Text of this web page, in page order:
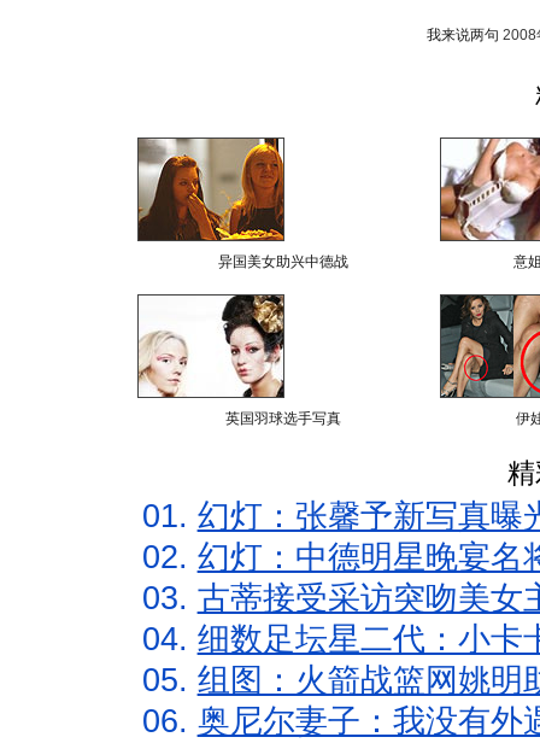
我来说两句 2008
异国美女助兴中德战 意
英国羽球选手写真 伊
01. 幻灯：张馨予新写真曝
02. 幻灯：中德明星晚宴名
03. 古蒂接受采访突吻美女
04. 细数足坛星二代：小卡
05. 组图：火箭战篮网姚明
06. 奥尼尔妻子：我没有外